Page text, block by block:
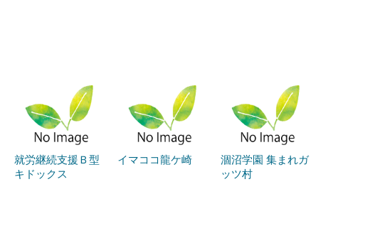
就労継続支援Ｂ型
キドックス
イマココ龍ケ崎
涸沼学園 集まれガ
ッツ村